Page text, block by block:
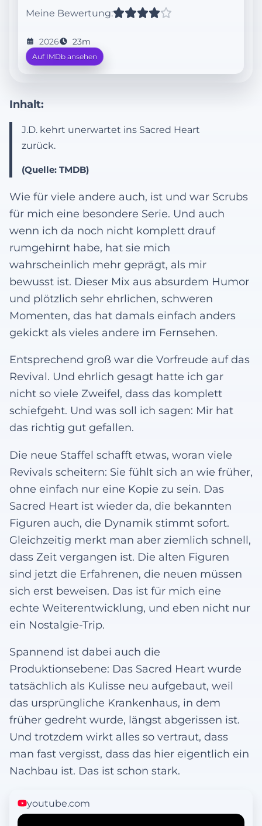
Meine Bewertung:
2026 23m
Auf IMDb ansehen
Inhalt:
J.D. kehrt unerwartet ins Sacred Heart
zurück.
(Quelle: TMDB)
Wie für viele andere auch, ist und war Scrubs
für mich eine besondere Serie. Und auch
wenn ich da noch nicht komplett drauf
rumgehirnt habe, hat sie mich
wahrscheinlich mehr geprägt, als mir
bewusst ist. Dieser Mix aus absurdem Humor
und plötzlich sehr ehrlichen, schweren
Momenten, das hat damals einfach anders
gekickt als vieles andere im Fernsehen.
Entsprechend groß war die Vorfreude auf das
Revival. Und ehrlich gesagt hatte ich gar
nicht so viele Zweifel, dass das komplett
schiefgeht. Und was soll ich sagen: Mir hat
das richtig gut gefallen.
Die neue Staffel schafft etwas, woran viele
Revivals scheitern: Sie fühlt sich an wie früher,
ohne einfach nur eine Kopie zu sein. Das
Sacred Heart ist wieder da, die bekannten
Figuren auch, die Dynamik stimmt sofort.
Gleichzeitig merkt man aber ziemlich schnell,
dass Zeit vergangen ist. Die alten Figuren
sind jetzt die Erfahrenen, die neuen müssen
sich erst beweisen. Das ist für mich eine
echte Weiterentwicklung, und eben nicht nur
ein Nostalgie-Trip.
Spannend ist dabei auch die
Produktionsebene: Das Sacred Heart wurde
tatsächlich als Kulisse neu aufgebaut, weil
das ursprüngliche Krankenhaus, in dem
früher gedreht wurde, längst abgerissen ist.
Und trotzdem wirkt alles so vertraut, dass
man fast vergisst, dass das hier eigentlich ein
Nachbau ist. Das ist schon stark.
youtube.com